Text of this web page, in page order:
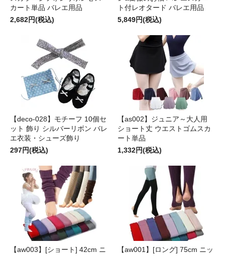
カート単品 バレエ用品
2,682円(税込)
ト付レオタード バレエ用品
5,849円(税込)
【deco-028】モチーフ 10個セ
ット 飾り シルバーリボン バレ
エ衣装・シューズ飾り
297円(税込)
【as002】ジュニア～大人用
ショート丈 ウエストゴムスカ
ート単品
1,332円(税込)
【aw003】[ショート] 42cm ニ
【aw001】[ロング] 75cm ニッ